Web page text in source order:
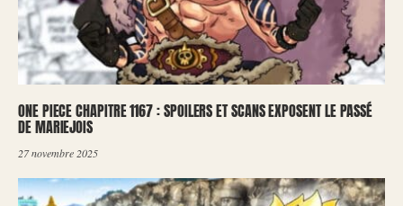
ONE PIECE CHAPITRE 1167 : SPOILERS ET SCANS EXPOSENT LE PASSÉ
DE MARIEJOIS
27 novembre 2025